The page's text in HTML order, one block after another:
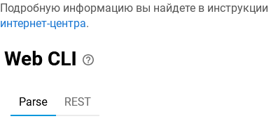
Подробную информацию вы найдете в инструкции
интернет-центра.